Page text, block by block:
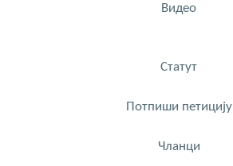
Видео
Статут
Потпиши петицију
Чланци